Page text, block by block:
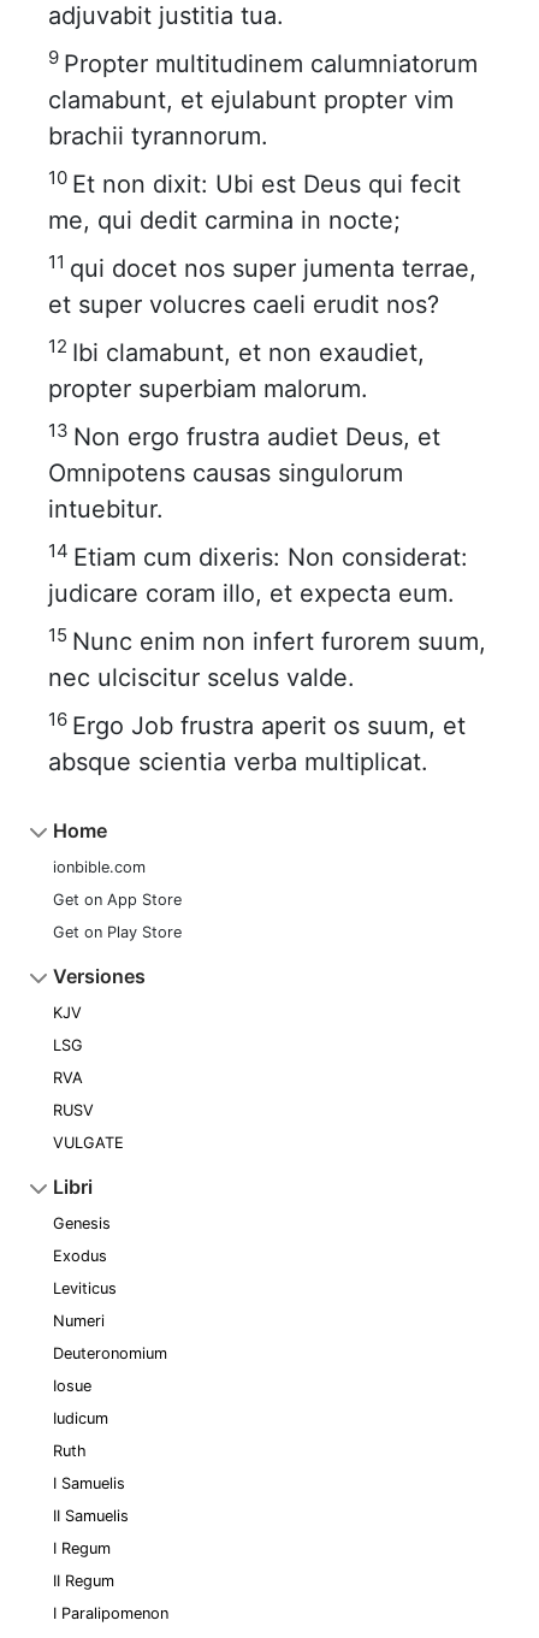
Home
ionbible.com
Get on App Store
Get on Play Store
Versiones
KJV
LSG
RVA
RUSV
VULGATE
Libri
Genesis
Exodus
Leviticus
Numeri
Deuteronomium
Iosue
Iudicum
Ruth
I Samuelis
II Samuelis
I Regum
II Regum
I Paralipomenon
adjuvabit justitia tua.
9 Propter multitudinem calumniatorum
clamabunt, et ejulabunt propter vim
brachii tyrannorum.
10 Et non dixit: Ubi est Deus qui fecit
me, qui dedit carmina in nocte;
11 qui docet nos super jumenta terrae,
et super volucres caeli erudit nos?
12 Ibi clamabunt, et non exaudiet,
propter superbiam malorum.
13 Non ergo frustra audiet Deus, et
Omnipotens causas singulorum
intuebitur.
14 Etiam cum dixeris: Non considerat:
judicare coram illo, et expecta eum.
15 Nunc enim non infert furorem suum,
nec ulciscitur scelus valde.
16 Ergo Job frustra aperit os suum, et
absque scientia verba multiplicat.